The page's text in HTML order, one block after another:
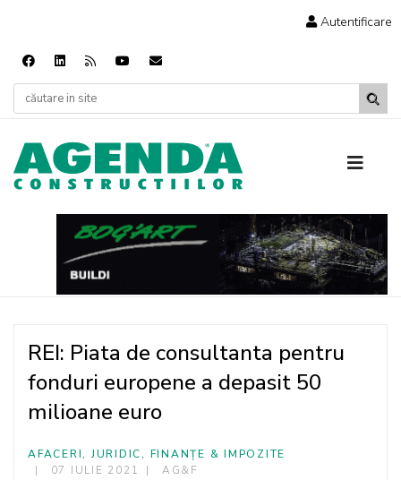
Autentificare
REI: Piata de consultanta pentru
fonduri europene a depasit 50
milioane euro
AFACERI, JURIDIC, FINANȚE & IMPOZITE
07 IULIE 2021
AG&F